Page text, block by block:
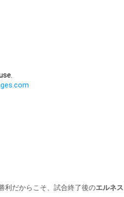
利だからこそ、試合終了後のエルネ